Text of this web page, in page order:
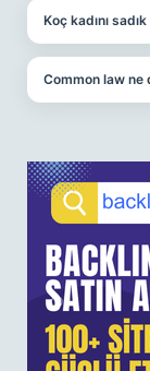
Koç kadını sadık
Common law ne